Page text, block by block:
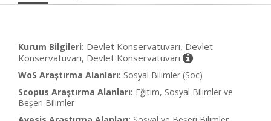
Kurum Bilgileri: Devlet Konservatuvarı, Devlet
Konservatuvarı, Devlet Konservatuvarı
WoS Araştırma Alanları: Sosyal Bilimler (Soc)
Scopus Araştırma Alanları: Eğitim, Sosyal Bilimler ve
Beşeri Bilimler